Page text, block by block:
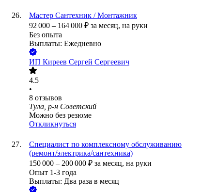
Мастер Сантехник / Монтажник
92 000 – 164 000 ₽ за месяц, на руки
Без опыта
Выплаты: Ежедневно
ИП Киреев Сергей Сергеевич
4.5
•
8 отзывов
Тула, р-н Советский
Можно без резюме
Откликнуться
Специалист по комплексному обслуживанию
(ремонт/электрика/сантехника)
150 000 – 200 000 ₽ за месяц, на руки
Опыт 1-3 года
Выплаты: Два раза в месяц